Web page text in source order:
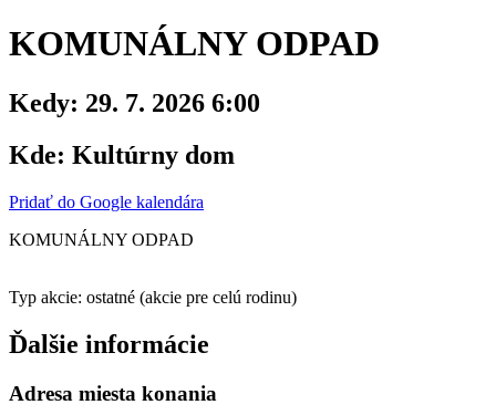
KOMUNÁLNY ODPAD
Kedy: 29. 7. 2026 6:00
Kde: Kultúrny dom
Pridať do Google kalendára
KOMUNÁLNY ODPAD
Typ akcie: ostatné (akcie pre celú rodinu)
Ďalšie informácie
Adresa miesta konania